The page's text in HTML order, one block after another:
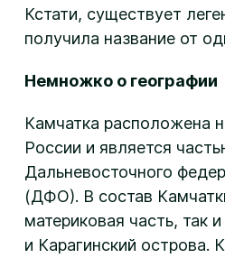
Кстати, существует
получила название от
Немножко о географии
Камчатка расположена
России и является
Дальневосточного
(ДФО). В состав
материковая часть, так
и Карагинский острова.